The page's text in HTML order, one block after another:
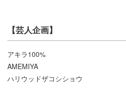
【芸人企画】
アキラ100%
AMEMIYA
ハリウッドザコシショウ